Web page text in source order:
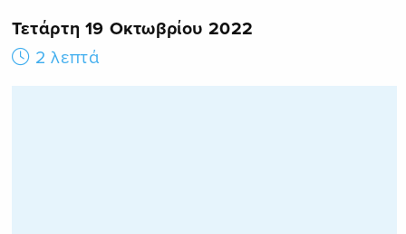
Τετάρτη 19 Οκτωβρίου 2022
2 λεπτά